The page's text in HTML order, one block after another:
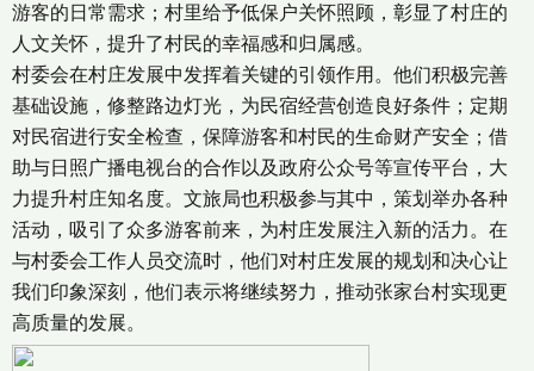
游客的日常需求；村里给予低保户关怀照顾，彰显了村庄的
人文关怀，提升了村民的幸福感和归属感。
村委会在村庄发展中发挥着关键的引领作用。他们积极完善
基础设施，修整路边灯光，为民宿经营创造良好条件；定期
对民宿进行安全检查，保障游客和村民的生命财产安全；借
助与日照广播电视台的合作以及政府公众号等宣传平台，大
力提升村庄知名度。文旅局也积极参与其中，策划举办各种
活动，吸引了众多游客前来，为村庄发展注入新的活力。在
与村委会工作人员交流时，他们对村庄发展的规划和决心让
我们印象深刻，他们表示将继续努力，推动张家台村实现更
高质量的发展。